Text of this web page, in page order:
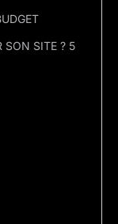
SON SITE ? 5